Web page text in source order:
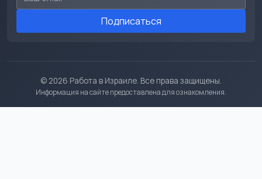
Подписаться
© 2026 Работа в Израиле. Все права защищены.
Информация на сайте предоставлена для ознакомления.